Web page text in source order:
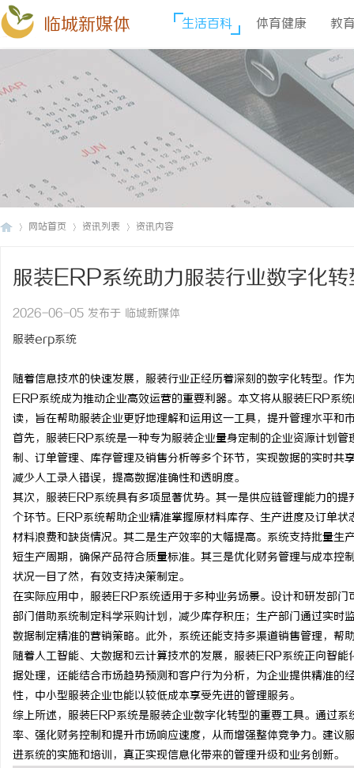
临城新媒体 生活百科 体育健康 教
网站首页 资讯列表 资讯内容
服装ERP系统助力服装行业数字化
2026-06-05 发布于 临城新媒体
服装erp系统
随着信息技术的快速发展，服装行业正经历着深刻的数字化转型。
ERP系统成为推动企业高效运营的重要利器。本文将从服装ERP系
读，旨在帮助服装企业更好地理解和运用这一工具，提升管理水平和
首先，服装ERP系统是一种专为服装企业量身定制的企业资源计划
制、订单管理、库存管理及销售分析等多个环节，实现数据的实时
减少人工录入错误，提高数据准确性和透明度。
其次，服装ERP系统具有多项显著优势。其一是供应链管理能力的
个环节。ERP系统帮助企业精准掌握原材料库存、生产进度及订单
材料浪费和缺货情况。其二是生产效率的大幅提高。系统支持批量
短生产周期，确保产品符合质量标准。其三是优化财务管理与成本
状况一目了然，有效支持决策制定。
在实际应用中，服装ERP系统适用于多种业务场景。设计和研发部
部门借助系统制定科学采购计划，减少库存积压；生产部门通过实
数据制定精准的营销策略。此外，系统还能支持多渠道销售管理，帮
随着人工智能、大数据和云计算技术的发展，服装ERP系统正向智
据处理，还能结合市场趋势预测和客户行为分析，为企业提供精准
性，中小型服装企业也能以较低成本享受先进的管理服务。
综上所述，服装ERP系统是服装企业数字化转型的重要工具。通过
率、强化财务控制和提升市场响应速度，从而增强整体竞争力。建
进系统的实施和培训，真正实现信息化带来的管理升级和业务创新。
贝净 AC 国际医疗实验
全解析